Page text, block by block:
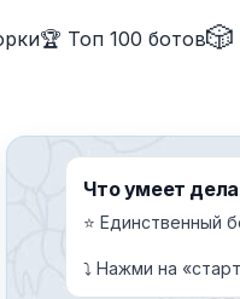
🏆 Топ 100 ботов🎲
Что умеет
⭐ Единственный
⤵️ Нажми на